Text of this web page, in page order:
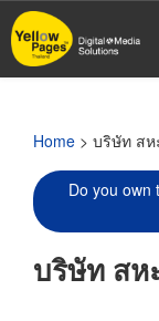
Skip
to
main
Home > บริษัท สห
Do you own
บริษัท สห